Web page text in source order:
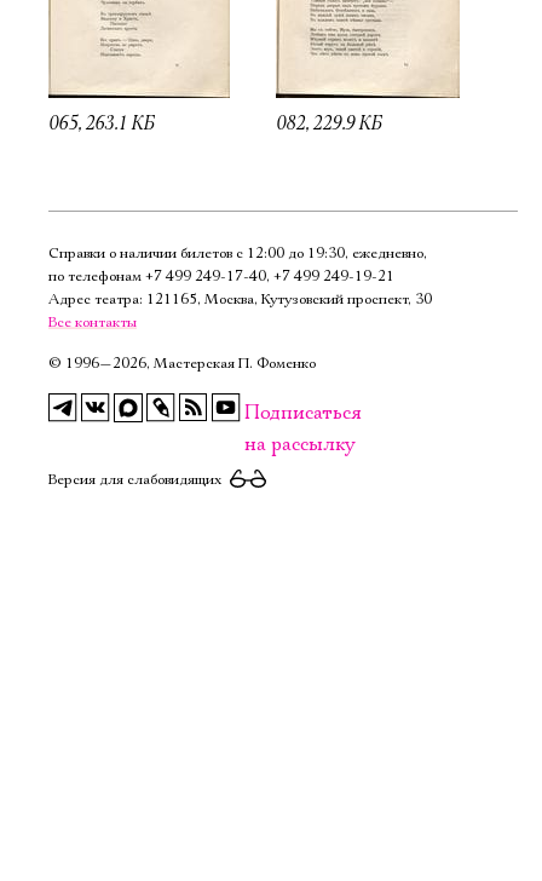
065, 263.1 КБ 082, 229.9 КБ
Справки о наличии билетов с 12:00 до 19:30, ежедневно,
по телефонам +7 499 249‑17‑40, +7 499 249‑19‑21
Адрес театра: 121165, Москва, Кутузовский проспект, 30
Все контакты
© 1996—2026, Мастерская П. Фоменко
Подписаться
на рассылку
Версия для слабовидящих